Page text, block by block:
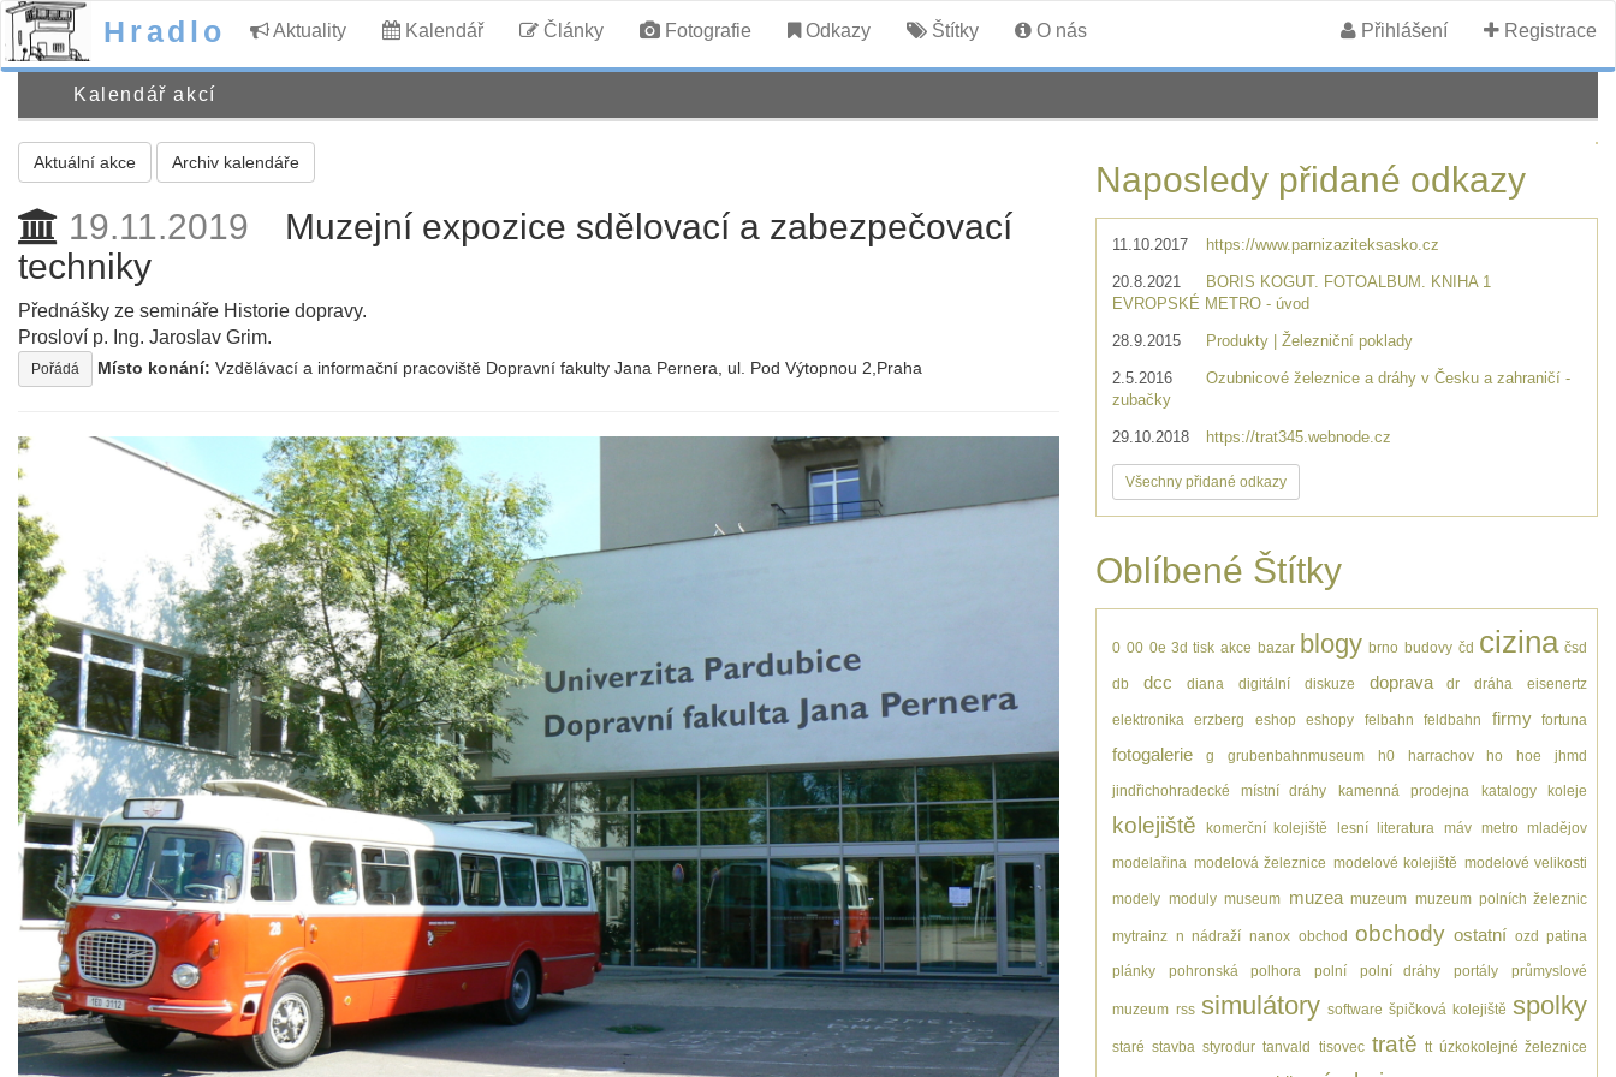
Hradlo Aktuality Kalendář Články Fotografie Odkazy Štítky O nás Přihlášení Registrace
Kalendář akcí
Aktuální akce Archiv kalendáře
19.11.2019
Muzejní expozice sdělovací a zabezpečovací
techniky
Přednášky ze semináře Historie dopravy.
Prosloví p. Ing. Jaroslav Grim.
Pořádá Místo konání: Vzdělávací a informační pracoviště Dopravní fakulty Jana Pernera, ul. Pod Výtopnou 2,Praha
Naposledy přidané odkazy
11.10.2017 https://www.parnizaziteksasko.cz
20.8.2021
BORIS KOGUT. FOTOALBUM. KNIHA 1
EVROPSKÉ METRO - úvod
28.9.2015 Produkty | Železniční poklady
2.5.2016
Ozubnicové železnice a dráhy v Česku a zahraničí -
zubačky
29.10.2018 https://trat345.webnode.cz
Všechny přidané odkazy
Oblíbené Štítky
0 00 0e 3d tisk akce bazar blogy brno budovy čd cizina čsd
db dcc diana digitální diskuze doprava dr dráha eisenertz
elektronika erzberg eshop eshopy felbahn feldbahn firmy fortuna
fotogalerie g grubenbahnmuseum h0 harrachov ho hoe jhmd
jindřichohradecké místní dráhy kamenná prodejna katalogy koleje
kolejiště komerční kolejiště lesní literatura máv metro mladějov
modelařina modelová železnice modelové kolejiště modelové velikosti
modely moduly museum muzea muzeum muzeum polních železnic
mytrainz n nádraží nanox obchod obchody ostatní ozd patina
plánky pohronská polhora polní polní dráhy portály průmyslové
muzeum rss simulátory software špičková kolejiště spolky
staré stavba styrodur tanvald tisovec tratě tt úzkokolejné železnice